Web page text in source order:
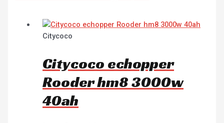
Citycoco
Citycoco echopper
Rooder hm8 3000w
40ah